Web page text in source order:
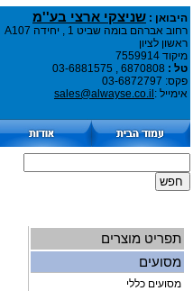
היבואן : שניצקי ארצי בע''מ
רחוב אברהם בומה שביט 1 , יחידה A107
ראשון לציון
מיקוד 7559914
טל :
פקס: 03-6872797
אימייל : sales@alwayse.co.il
תפריט מוצרים
מסועים
מסועים כללי